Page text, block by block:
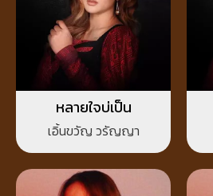
หลายใจบ่เป็น
เอิ้นขวัญ วรัญญา